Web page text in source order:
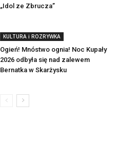
„Idol ze Zbrucza”
KULTURA i ROZRYWKA
Ogień! Mnóstwo ognia! Noc Kupały
2026 odbyła się nad zalewem
Bernatka w Skarżysku